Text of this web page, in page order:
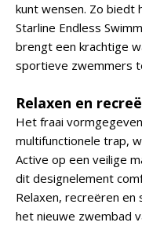
kunt wensen. Zo biedt
Starline Endless
brengt een krachtige
sportieve zwemmers
Relaxen en
Het fraai
multifunctionele trap,
Active op een veilige
dit designelement
Relaxen, recreëren en
het nieuwe zwembad